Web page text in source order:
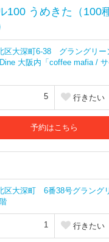
100 うめきた（100
区大深町6-38 グラングリー
大阪内「coffee mafia /
5 行きたい
予約はこちら
区大深町 6番38号グラング
1 行きたい